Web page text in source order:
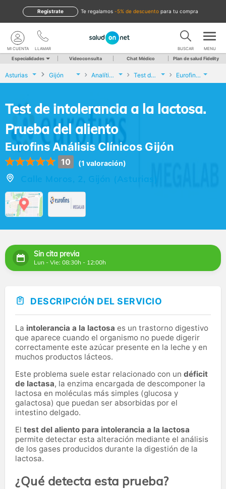
te regalamos -5% de descuento para tu compra
Regístrate
LLAMAR
MI CUENTA BUSCAR MENU
Especialidades Videoconsulta Chat Médico Plan de salud Fidelity
Asturias Gijón Analíticas y Genética Test de intolerancia a la lactosa. Prueba del aliento Eurofins Análisis Clínicos Gijón
Test de intolerancia a la lactosa.
Prueba del aliento
Eurofins Análisis Clínicos Gijón
10 (1 valoración)
Calle Moros, 2, Gijón (Asturias)
Sin cita previa
Lun - Vie: 08:30h - 12:00h
DESCRIPCIÓN DEL SERVICIO
La intolerancia a la lactosa es un trastorno digestivo
que aparece cuando el organismo no puede digerir
correctamente este azúcar presente en la leche y en
muchos productos lácteos.
Este problema suele estar relacionado con un déficit
de lactasa, la enzima encargada de descomponer la
lactosa en moléculas más simples (glucosa y
galactosa) que puedan ser absorbidas por el
intestino delgado.
El test del aliento para intolerancia a la lactosa
permite detectar esta alteración mediante el análisis
de los gases producidos durante la digestión de la
lactosa.
¿Qué detecta esta prueba?